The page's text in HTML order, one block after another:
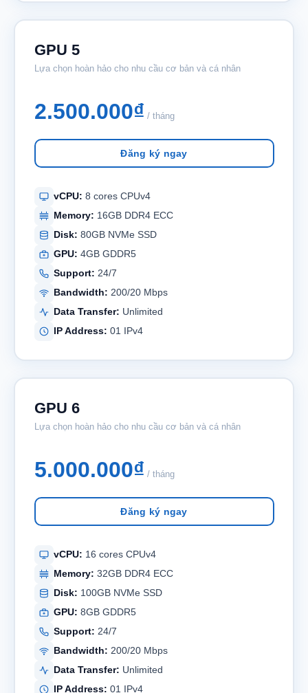
GPU 5
Lựa chọn hoàn hảo cho nhu cầu cơ bản và cá nhân
2.500.000₫ / tháng
Đăng ký ngay
vCPU: 8 cores CPUv4
Memory: 16GB DDR4 ECC
Disk: 80GB NVMe SSD
GPU: 4GB GDDR5
Support: 24/7
Bandwidth: 200/20 Mbps
Data Transfer: Unlimited
IP Address: 01 IPv4
GPU 6
Lựa chọn hoàn hảo cho nhu cầu cơ bản và cá nhân
5.000.000₫ / tháng
Đăng ký ngay
vCPU: 16 cores CPUv4
Memory: 32GB DDR4 ECC
Disk: 100GB NVMe SSD
GPU: 8GB GDDR5
Support: 24/7
Bandwidth: 200/20 Mbps
Data Transfer: Unlimited
IP Address: 01 IPv4